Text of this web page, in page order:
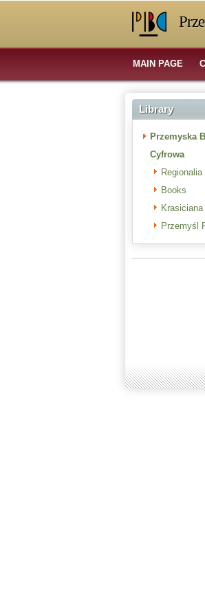
MAIN PAGE
Library
Przemyska
Cyfrowa
Regionalia
Books
Krasiciana
Przemyśl